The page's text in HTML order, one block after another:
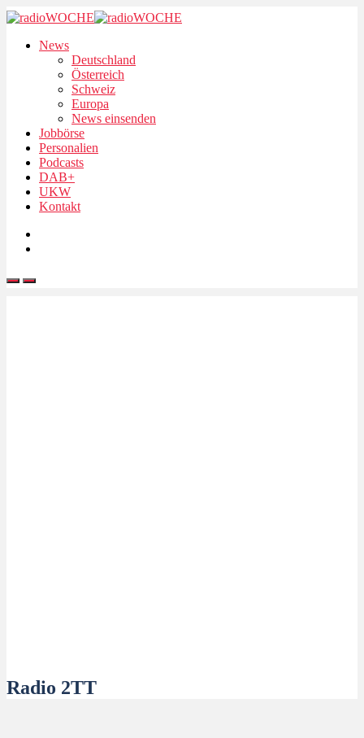
News
Deutschland
Österreich
Schweiz
Europa
News einsenden
Jobbörse
Personalien
Podcasts
DAB+
UKW
Kontakt
Radio 2TT